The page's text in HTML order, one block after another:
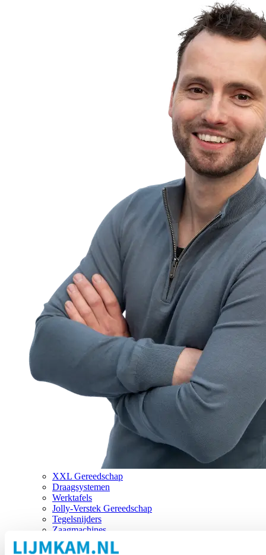
XXL Gereedschap
Draagsystemen
Werktafels
Jolly-Verstek Gereedschap
Tegelsnijders
Zaagmachines
Merken